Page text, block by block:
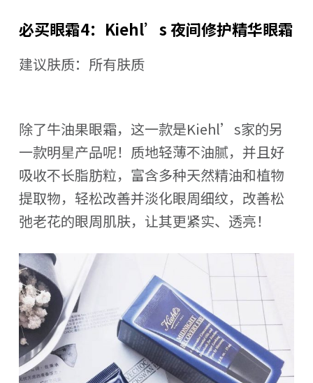
必买眼霜4：Kiehl’s 夜间修护精华眼霜
建议肤质：所有肤质
除了牛油果眼霜，这一款是Kiehl’s家的另
一款明星产品呢！质地轻薄不油腻，并且好
吸收不长脂肪粒，富含多种天然精油和植物
提取物，轻松改善并淡化眼周细纹，改善松
弛老花的眼周肌肤，让其更紧实、透亮！